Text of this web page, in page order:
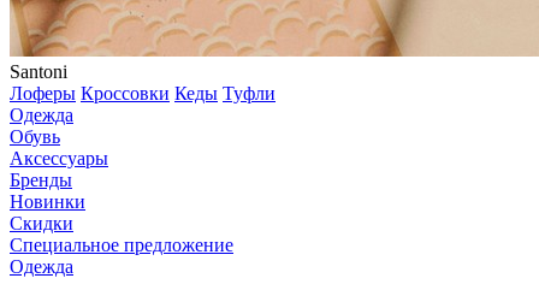
Santoni
Лоферы Кроссовки Кеды Туфли
Одежда
Обувь
Аксессуары
Бренды
Новинки
Скидки
Специальное предложение
Одежда